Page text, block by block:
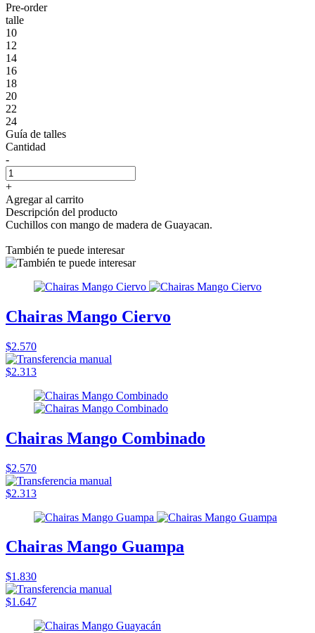
Pre-order
talle
10
12
14
16
18
20
22
24
Guía de talles
Cantidad
-
+
Agregar al carrito
Descripción del producto
Cuchillos con mango de madera de Guayacan.
También te puede interesar
Chairas Mango Ciervo
$2.570
$2.313
Chairas Mango Combinado
$2.570
$2.313
Chairas Mango Guampa
$1.830
$1.647